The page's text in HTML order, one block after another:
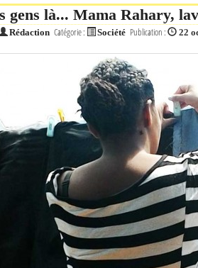
gens là... Mama Rahary,
Rédaction Catégorie : Société Publication : 22